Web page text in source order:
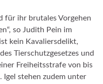
für ihr brutales Vorgehen
so Judith Pein im
kein Kavaliersdelikt,
Tierschutzgesetzes und
Freiheitsstrafe von bis
Igel stehen zudem unter